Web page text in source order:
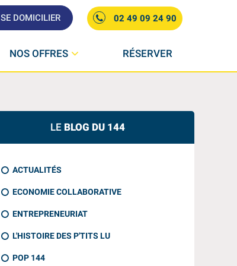
SE DOMICILIER 02 49 09 24 90
NOS OFFRES RÉSERVER
LE BLOG DU 144
ACTUALITÉS
ECONOMIE COLLABORATIVE
ENTREPRENEURIAT
L'HISTOIRE DES P'TITS LU
POP 144